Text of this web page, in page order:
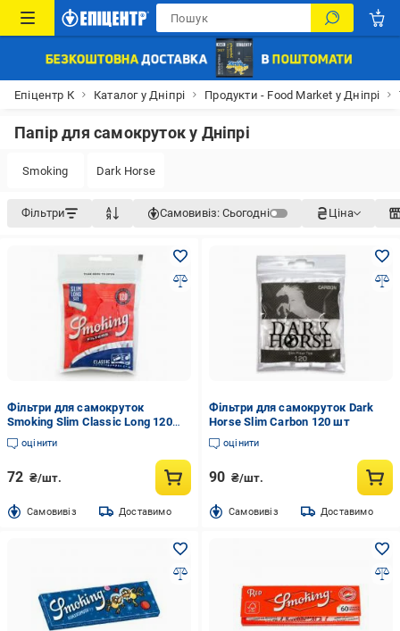
Епіцентр К Каталог у Дніпрі Продукти - Food Market у Дніпрі
Папір для самокруток у Дніпрі
Smoking Dark Horse
Фільтри Самовивіз: Сьогодні Ціна
Фільтри для самокруток
Smoking Slim Classic Long 120
шт
оцінити
72 ₴/шт.
Cамовивіз Доставимо
Фільтри для самокруток Dark
Horse Slim Carbon 120 шт
оцінити
90 ₴/шт.
Cамовивіз Доставимо